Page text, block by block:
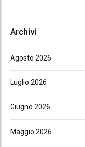
Archivi
Agosto 2026
Luglio 2026
Giugno 2026
Maggio 2026